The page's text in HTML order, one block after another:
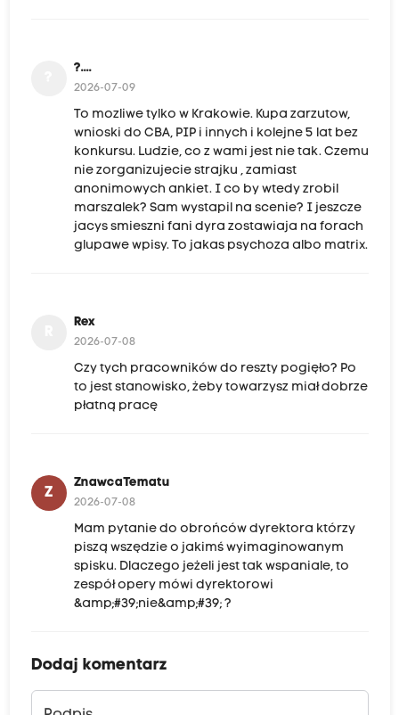
?....
2026-07-09
To mozliwe tylko w Krakowie. Kupa zarzutow,
wnioski do CBA, PIP i innych i kolejne 5 lat bez
konkursu. Ludzie, co z wami jest nie tak. Czemu
nie zorganizujecie strajku , zamiast
anonimowych ankiet. I co by wtedy zrobil
marszalek? Sam wystapil na scenie? I jeszcze
jacys smieszni fani dyra zostawiaja na forach
glupawe wpisy. To jakas psychoza albo matrix.
Rex
2026-07-08
Czy tych pracowników do reszty pogięło? Po
to jest stanowisko, żeby towarzysz miał dobrze
płatną pracę
Z
ZnawcaTematu
2026-07-08
Mam pytanie do obrońców dyrektora którzy
piszą wszędzie o jakimś wyimaginowanym
spisku. Dlaczego jeżeli jest tak wspaniale, to
zespół opery mówi dyrektorowi
&amp;#39;nie&amp;#39; ?
Dodaj komentarz